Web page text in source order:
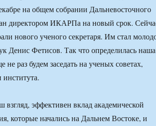
на общем собрании Дальневосточного
директором ИКАРПа на новый срок.
нового ученого секретаря. Им стал
Денис Фетисов. Так что определилась наша
раз будем заседать на ученых советах,
института.
эффективен вклад академической
которые начались на Дальнем Востоке, и